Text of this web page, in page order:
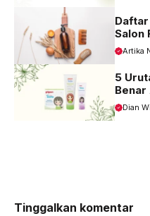
Salon
Artika
5
Benar
Dian
Tinggalkan komentar